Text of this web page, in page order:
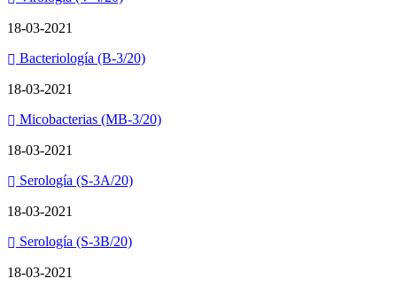
18-03-2021
Bacteriología (B-3/20)
18-03-2021
Micobacterias (MB-3/20)
18-03-2021
Serología (S-3A/20)
18-03-2021
Serología (S-3B/20)
18-03-2021